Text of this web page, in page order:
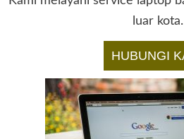
luar kota.
HUBUNGI